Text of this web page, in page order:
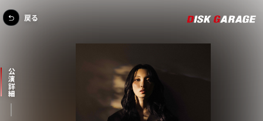
公演詳細
戻る